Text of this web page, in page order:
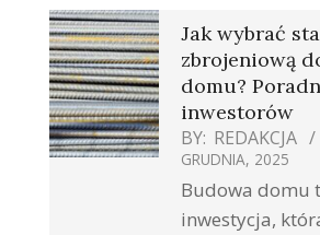
Jak wybrać
zbrojeniową
domu?
inwestorów
BY: REDAKCJA
GRUDNIA, 2025
Budowa domu
inwestycja,